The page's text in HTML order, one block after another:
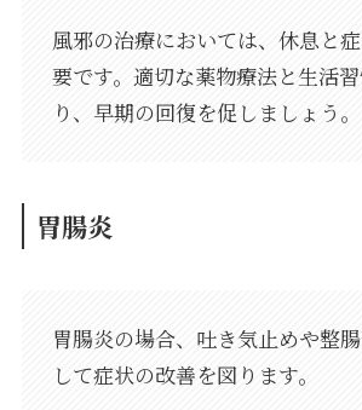
風邪の治療においては、休息と
要です。適切な薬物療法と生活
り、早期の回復を促しましょう。
胃腸炎
胃腸炎の場合、吐き気止めや整
して症状の改善を図ります。